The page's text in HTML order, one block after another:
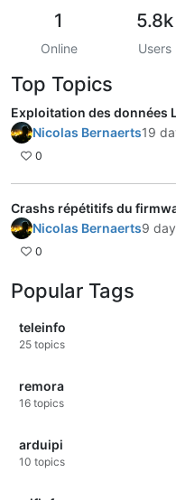
1
Online
5.8k
Users
Top Topics
Exploitation des données
Nicolas Bernaerts19
0
Crashs répétitifs du
Nicolas Bernaerts9
0
Popular Tags
teleinfo
25 topics
remora
16 topics
arduipi
10 topics